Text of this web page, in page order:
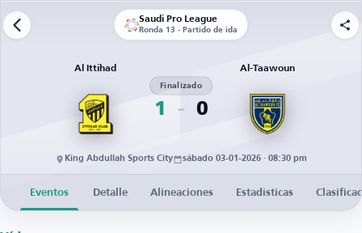
Saudi Pro League
Ronda 13 - Partido de ida
Al Ittihad
1
Finalizado
0
Al-Taawoun
King Abdullah Sports City sábado 03-01-2026 · 08:30 pm
Eventos Detalle Alineaciones Estadísticas